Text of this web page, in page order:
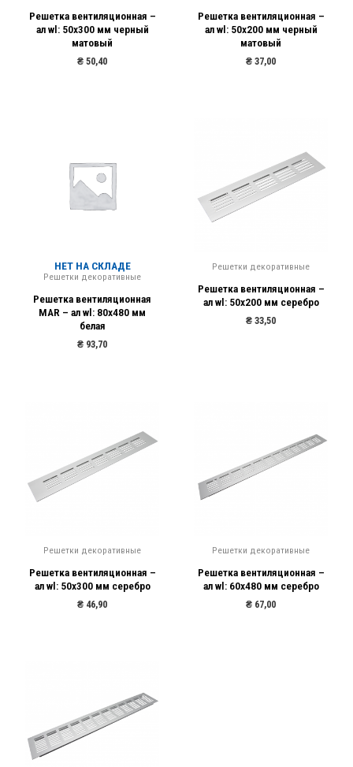
Решетка вентиляционная –
ал wl: 50х300 мм черный
матовый
₴ 50,40
Решетка вентиляционная –
ал wl: 50х200 мм черный
матовый
₴ 37,00
НЕТ НА СКЛАДЕ
Решетки декоративные
Решетка вентиляционная
MAR – ал wl: 80х480 мм
белая
₴ 93,70
Решетки декоративные
Решетка вентиляционная –
ал wl: 50х200 мм серебро
₴ 33,50
Решетки декоративные
Решетка вентиляционная –
ал wl: 50х300 мм серебро
₴ 46,90
Решетки декоративные
Решетка вентиляционная –
ал wl: 60х480 мм серебро
₴ 67,00